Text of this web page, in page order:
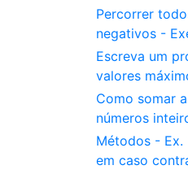
Percorrer
negativos -
Escreva um
valores
Como somar
números
Métodos -
em caso